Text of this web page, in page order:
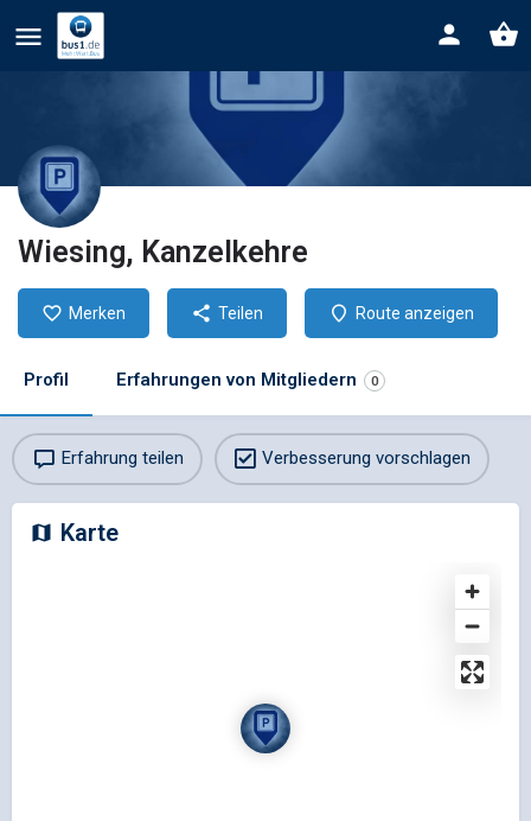
Wiesing, Kanzelkehre
Merken Teilen Route anzeigen
Profil Erfahrungen von Mitgliedern 0
Erfahrung teilen Verbesserung vorschlagen
Karte